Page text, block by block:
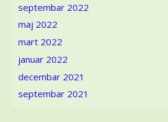
septembar 2022
maj 2022
mart 2022
januar 2022
decembar 2021
septembar 2021